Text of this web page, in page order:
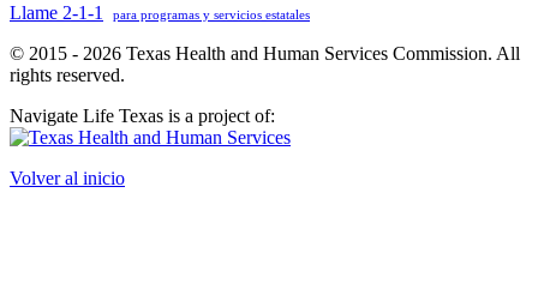
Llame 2-1-1
para programas y servicios estatales
© 2015 - 2026 Texas Health and Human Services Commission. All
rights reserved.
Navigate Life Texas is a project of:
Volver al inicio